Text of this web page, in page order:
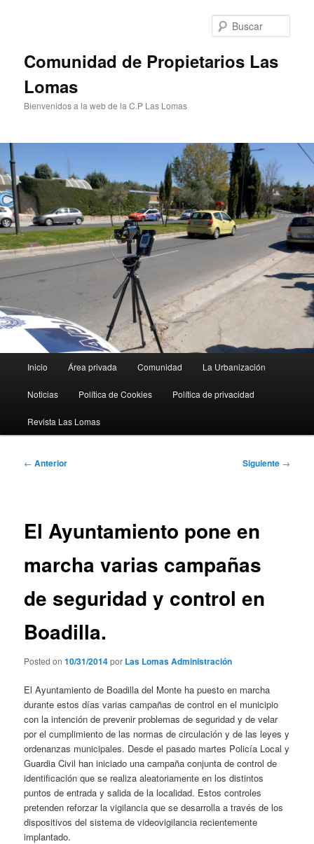
Comunidad de Propietarios Las
Lomas
Bienvenidos a la web de la C.P Las Lomas
principal
Inicio Área privada Comunidad La Urbanización
Noticias Política de Cookies Política de privacidad
Revista Las Lomas
Navegación
← Anterior Siguiente →
El Ayuntamiento pone en
marcha varias campañas
de seguridad y control en
Boadilla.
Posted on10/31/2014por Las Lomas Administración
El Ayuntamiento de Boadilla del Monte ha puesto en marcha
durante estos días varias campañas de control en el municipio
con la intención de prevenir problemas de seguridad y de velar
por el cumplimiento de las normas de circulación y de las leyes y
ordenanzas municipales. Desde el pasado martes Policía Local y
Guardia Civil han iniciado una campaña conjunta de control de
identificación que se realiza aleatoriamente en los distintos
puntos de entrada y salida de la localidad. Estos controles
pretenden reforzar la vigilancia que se desarrolla a través de los
dispositivos del sistema de videovigilancia recientemente
implantado.